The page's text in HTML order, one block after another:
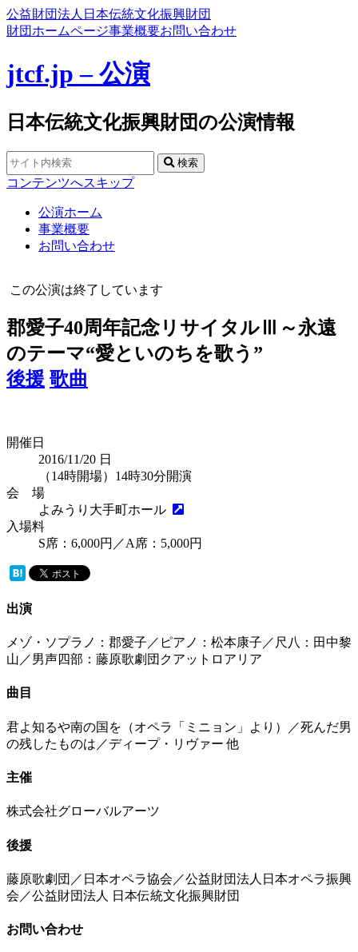
公益財団法人日本伝統文化振興財団
財団ホームページ事業概要お問い合わせ
jtcf.jp – 公演
日本伝統文化振興財団の公演情報
検索
コンテンツへスキップ
公演ホーム
事業概要
お問い合わせ
この公演は終了しています
郡愛子40周年記念リサイタルⅢ～永遠
のテーマ“愛といのちを歌う”
後援 歌曲
開催日
2016/11/20 日
（14時開場）14時30分開演
会 場
よみうり大手町ホール
入場料
S席：6,000円／A席：5,000円
出演
メゾ・ソプラノ：郡愛子／ピアノ：松本康子／尺八：田中黎
山／男声四部：藤原歌劇団クアットロアリア
曲目
君よ知るや南の国を（オペラ「ミニョン」より）／死んだ男
の残したものは／ディープ・リヴァー 他
主催
株式会社グローバルアーツ
後援
藤原歌劇団／日本オペラ協会／公益財団法人日本オペラ振興
会／公益財団法人 日本伝統文化振興財団
お問い合わせ